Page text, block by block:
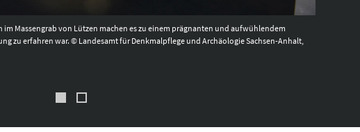
im Massengrab von Lützen machen es zu einem prägnanten und aufwühlendem
zu erfahren war. © Landesamt für Denkmalpflege und Archäologie Sachsen-Anhalt,